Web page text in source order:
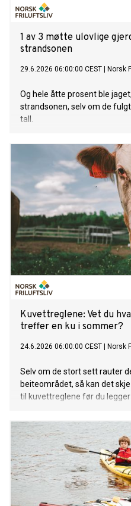
1 av 3 møtte ulovlige
strandsonen
29.6.2026 06:00:00 CEST Norsk
Og hele åtte prosent ble
strandsonen, selv om de
tall.
Kuvettreglene: Vet du
treffer en ku i sommer?
24.6.2026 06:00:00 CEST Norsk
Selv om de stort sett rauter
beiteområdet, så kan det
til kuvettreglene før du legger